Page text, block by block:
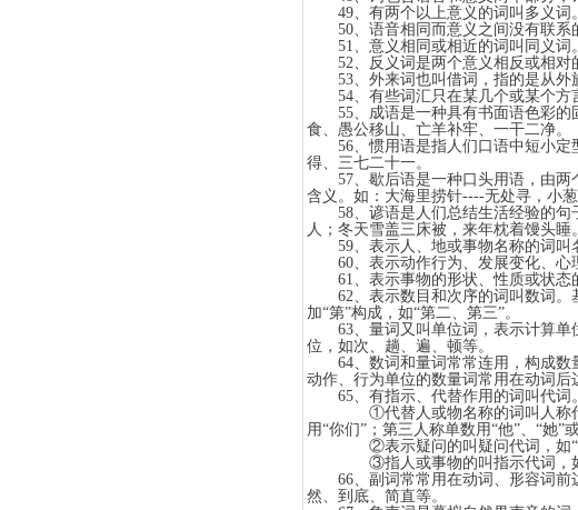
49、有两个以上意义的词叫多义词
50、语音相同而意义之间没有联系
51、意义相同或相近的词叫同义词。
52、反义词是两个意义相反或相对
53、外来词也叫借词，指的是从外族
54、有些词汇只在某几个或某个方
55、成语是一种具有书面语色彩的
食、愚公移山、亡羊补牢、一干二
56、惯用语是指人们口语中短小定
得、三七二十一。
57、歇后语是一种口头用语，由两
含义。如：大海里捞针----无处寻，小葱
58、谚语是人们总结生活经验的句
人；冬天雪盖三床被，来年枕着馒
59、表示人、地或事物名称的词叫
60、表示动作行为、发展变化、心
61、表示事物的形状、性质或状态
62、表示数目和次序的词叫数词。
加“第”构成，如“第二、第三”。
63、量词又叫单位词，表示计算单
位，如次、趟、遍、顿等。
64、数词和量词常常连用，构成数
动作、行为单位的数量词常用在动词
65、有指示、代替作用的词叫代词
①代替人或物名称的词叫人称代词
用“你们”；第三人称单数用“他”、“她”
②表示疑问的叫疑问代词，如“谁
③指人或事物的叫指示代词，如“这
66、副词常常用在动词、形容词前
然、到底、简直等。